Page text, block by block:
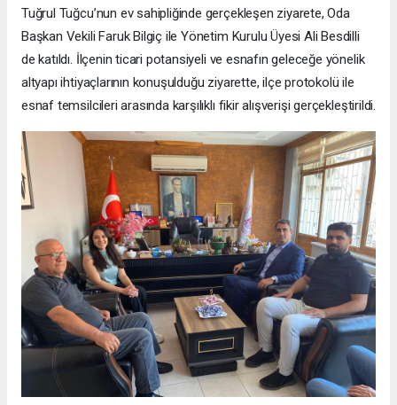
Tuğrul Tuğcu’nun ev sahipliğinde gerçekleşen ziyarete, Oda
Başkan Vekili Faruk Bilgiç ile Yönetim Kurulu Üyesi Ali Besdilli
de katıldı. İlçenin ticari potansiyeli ve esnafın geleceğe yönelik
altyapı ihtiyaçlarının konuşulduğu ziyarette, ilçe protokolü ile
esnaf temsilcileri arasında karşılıklı fikir alışverişi gerçekleştirildi.